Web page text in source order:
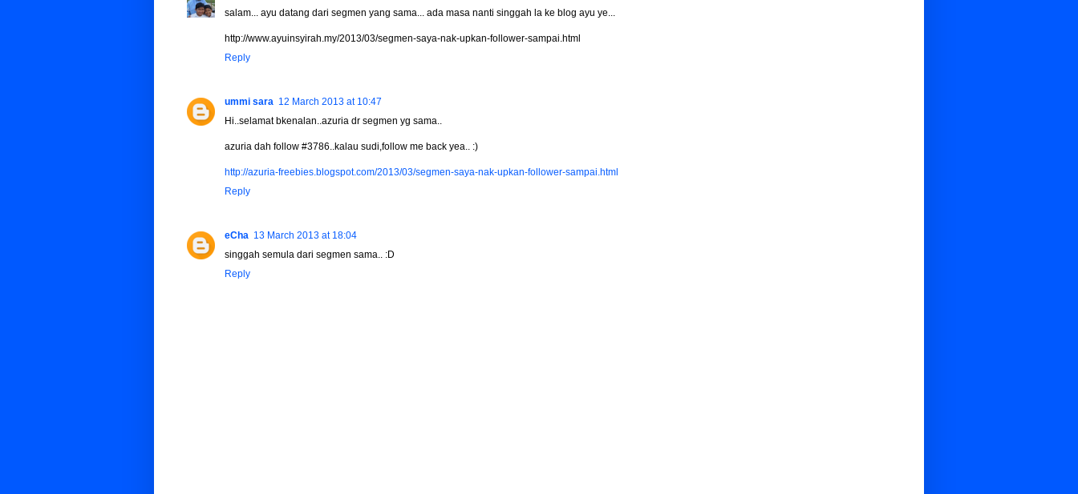
salam... ayu datang dari segmen yang sama... ada masa nanti singgah la ke blog ayu ye...
http://www.ayuinsyirah.my/2013/03/segmen-saya-nak-upkan-follower-sampai.html
Reply
ummi sara 12 March 2013 at 10:47
Hi..selamat bkenalan..azuria dr segmen yg sama..
azuria dah follow #3786..kalau sudi,follow me back yea.. :)
http://azuria-freebies.blogspot.com/2013/03/segmen-saya-nak-upkan-follower-sampai.html
Reply
eCha 13 March 2013 at 18:04
singgah semula dari segmen sama.. :D
Reply